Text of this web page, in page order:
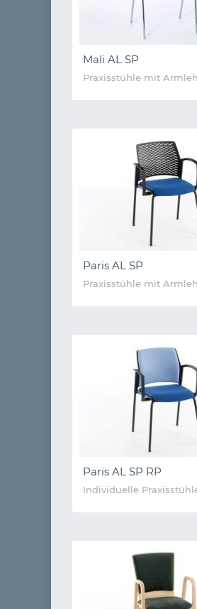
Mali AL SP
Praxisstühle mit
Paris AL SP
Praxisstühle mit
Paris AL SP RP
Individuelle